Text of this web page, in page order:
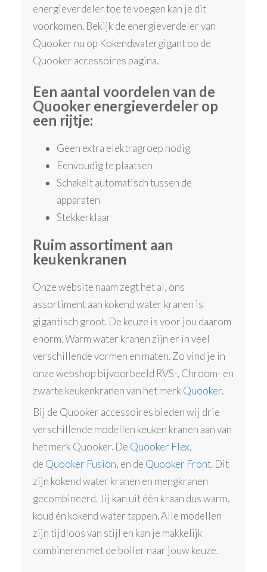
energieverdeler toe te voegen kan je dit
voorkomen. Bekijk de energieverdeler van
Quooker nu op Kokendwatergigant op de
Quooker accessoires pagina.
Een aantal voordelen van de
Quooker energieverdeler op
een rijtje:
Geen extra elektragroep nodig
Eenvoudig te plaatsen
Schakelt automatisch tussen de
apparaten
Stekkerklaar
Ruim assortiment aan
keukenkranen
Onze website naam zegt het al, ons
assortiment aan kokend water kranen is
gigantisch groot. De keuze is voor jou daarom
enorm. Warm water kranen zijn er in veel
verschillende vormen en maten. Zo vind je in
onze webshop bijvoorbeeld RVS-, Chroom- en
zwarte keukenkranen van het merk Quooker.
Bij de Quooker accessoires bieden wij drie
verschillende modellen keuken kranen aan van
het merk Quooker. De Quooker Flex,
de Quooker Fusion, en de Quooker Front. Dit
zijn kokend water kranen en mengkranen
gecombineerd. Jij kan uit één kraan dus warm,
koud én kokend water tappen. Alle modellen
zijn tijdloos van stijl en kan je makkelijk
combineren met de boiler naar jouw keuze.